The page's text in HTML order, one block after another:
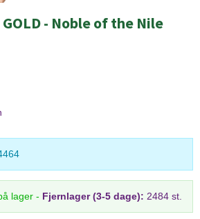
- Noble of the Nile
lager - Fjernlager (3-5 dage): 2484 st.